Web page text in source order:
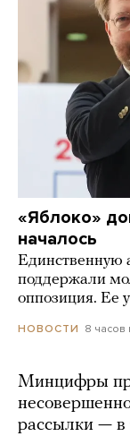
«Яблоко»
началось
Единственную
поддержали
оппозиция. Ее
НОВОСТИ 8 часов
Минцифры
рассылки — в